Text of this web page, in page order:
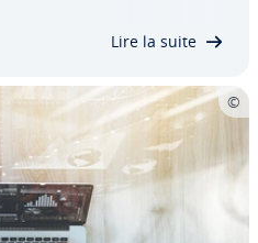
Lire la suite